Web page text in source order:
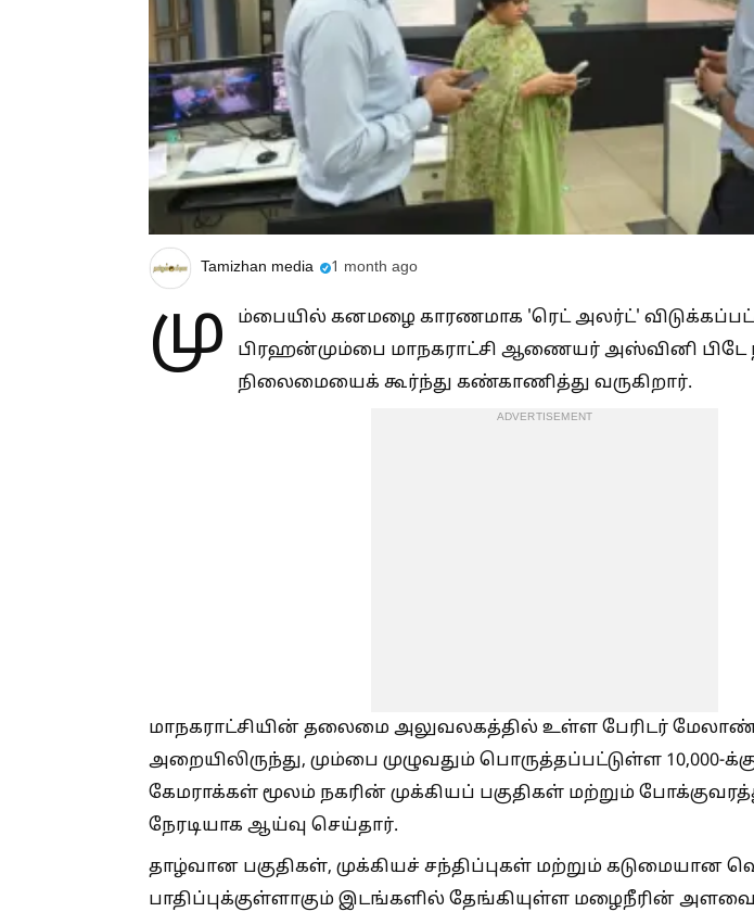
Tamizhan media 1 month ago
மு
ம்பையில் கனமழை காரணமாக 'ரெட் அலர்ட்'
பிரஹன்மும்பை மாநகராட்சி ஆணையர் அஸ்வினி பிடே
நிலைமையைக் கூர்ந்து கண்காணித்து வருகிறார்.
ADVERTISEMENT
மாநகராட்சியின் தலைமை அலுவலகத்தில் உள்ள பேரிடர்
அறையிலிருந்து, மும்பை முழுவதும் பொருத்தப்பட்டுள்ள 10,000-
கேமராக்கள் மூலம் நகரின் முக்கியப் பகுதிகள் மற்றும்
நேரடியாக ஆய்வு செய்தார்.
தாழ்வான பகுதிகள், முக்கியச் சந்திப்புகள் மற்றும் கடுமையான
பாதிப்புக்குள்ளாகும் இடங்களில் தேங்கியுள்ள மழைநீரின்